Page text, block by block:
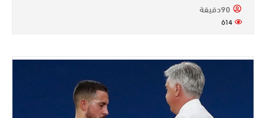
90دقيقة
614